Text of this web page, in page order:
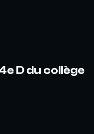
D du collège